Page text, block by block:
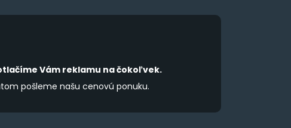
Vám reklamu na čokoľvek.
pošleme našu cenovú ponuku.